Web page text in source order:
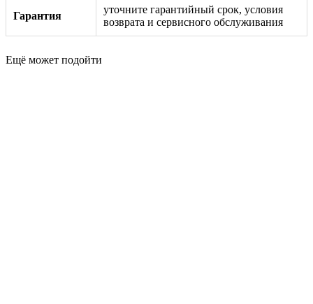
Гарантия
уточните гарантийный срок, условия
возврата и сервисного обслуживания
Ещё может подойти